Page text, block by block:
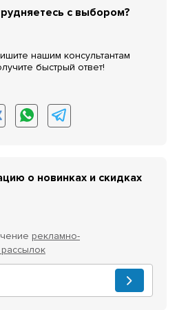
с выбором?
нашим консультантам
быстрый ответ!
о новинках и скидках
рекламно-